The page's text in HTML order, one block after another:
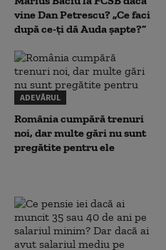
vine Dan Petrescu? „Ce faci
după ce-ți dă Auda șapte?”
ADEVĂRUL
România cumpără trenuri
noi, dar multe gări nu sunt
pregătite pentru ele